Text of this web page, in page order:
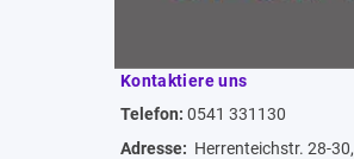
Kontaktiere uns
Telefon: 0541 331130
Adresse: Herrenteichstr. 28-30,